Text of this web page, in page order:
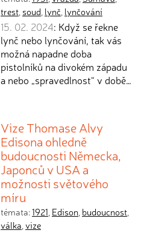
trest, soud, lynč, lynčování
15. 02. 2024: Když se řekne
lynč nebo lynčování, tak vás
možná napadne doba
pistolníků na divokém západu
a nebo „spravedlnost“ v době…
Vize Thomase Alvy
Edisona ohledně
budoucnosti Německa,
Japonců v USA a
možnosti světového
míru
témata:1921, Edison, budoucnost,
válka,vize